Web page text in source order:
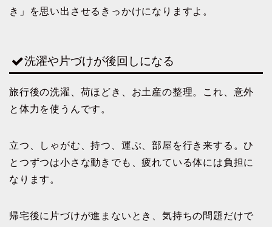
き」を思い出させるきっかけになりますよ。
洗濯や片づけが後回しになる
旅行後の洗濯、荷ほどき、お土産の整理。これ、意外
と体力を使うんです。
立つ、しゃがむ、持つ、運ぶ、部屋を行き来する。ひ
とつずつは小さな動きでも、疲れている体には負担に
なります。
帰宅後に片づけが進まないとき、気持ちの問題だけで